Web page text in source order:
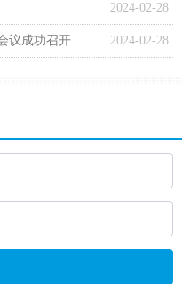
2024-02-28
2024-02-28
议成功召开